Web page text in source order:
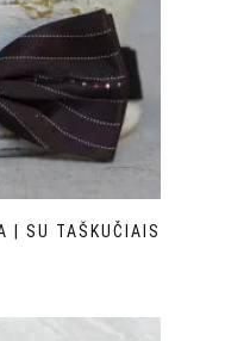
| SU TAŠKUČIAIS